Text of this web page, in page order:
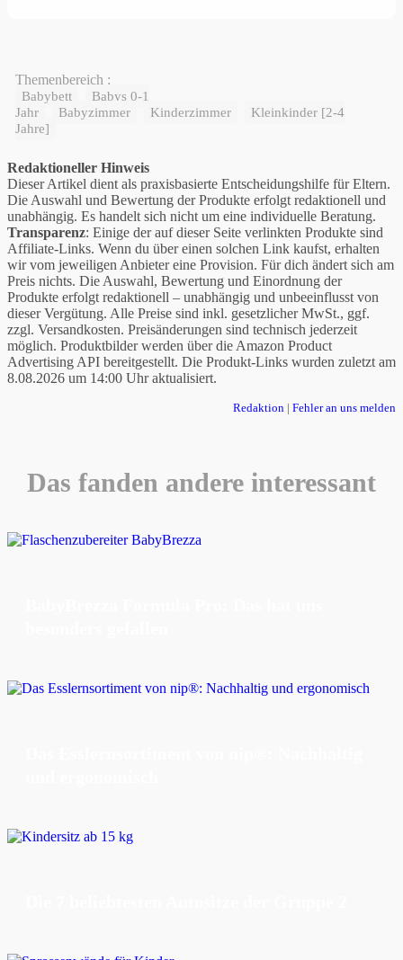
Themenbereich :
Babybett
Babys 0-1
Jahr
Babyzimmer Kinderzimmer
Kleinkinder [2-4
Jahre]
Redaktioneller Hinweis
Dieser Artikel dient als praxisbasierte Entscheidungshilfe für Eltern.
Die Auswahl und Bewertung der Produkte erfolgt redaktionell und
unabhängig. Es handelt sich nicht um eine individuelle Beratung.
Transparenz: Einige der auf dieser Seite verlinkten Produkte sind
Affiliate-Links. Wenn du über einen solchen Link kaufst, erhalten
wir vom jeweiligen Anbieter eine Provision. Für dich ändert sich am
Preis nichts. Die Auswahl, Bewertung und Einordnung der
Produkte erfolgt redaktionell – unabhängig und unbeeinflusst von
dieser Vergütung. Alle Preise sind inkl. gesetzlicher MwSt., ggf.
zzgl. Versandkosten. Preisänderungen sind technisch jederzeit
möglich. Produktbilder werden über die Amazon Product
Advertising API bereitgestellt. Die Produkt-Links wurden zuletzt am
8.08.2026 um 14:00 Uhr aktualisiert.
Redaktion | Fehler an uns melden
Das fanden andere interessant